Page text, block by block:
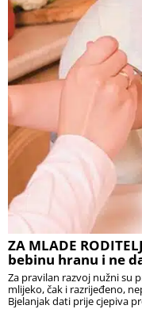
ZA MLADE
bebinu hranu i ne
Za pravilan razvoj nužni su
mlijeko, čak i razrijeđeno,
Bjelanjak dati prije cjepiva